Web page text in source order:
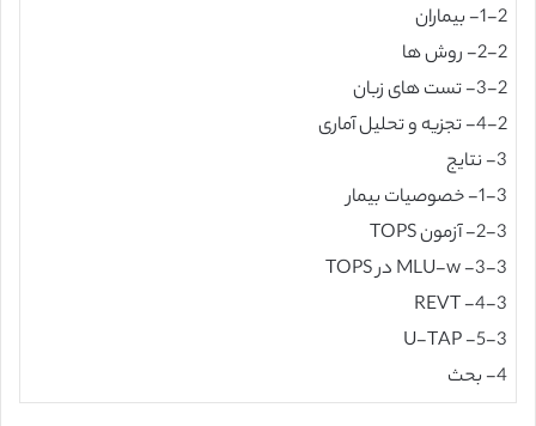
1-2- بیماران
2-2- روش ها
3-2- تست های زبان
4-2- تجزیه و تحلیل آماری
3- نتایج
1-3- خصوصیات بیمار
2-3- آزمون TOPS
3-3- MLU-w در TOPS
4-3- REVT
5-3- U-TAP
4- بحث